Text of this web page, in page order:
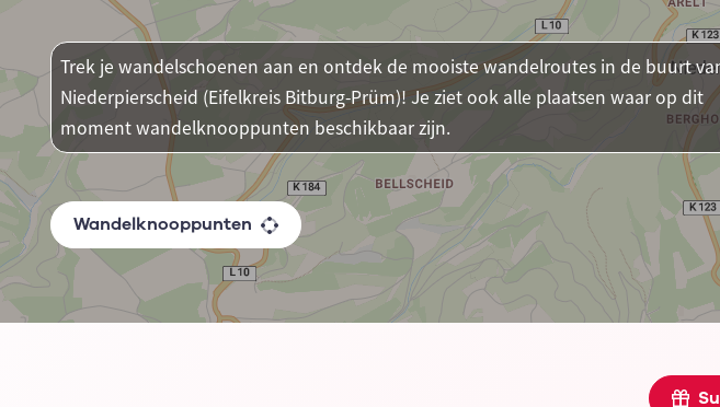
Trek je wandelschoenen aan en ontdek de mooiste wandelroutes in de buurt
Niederpierscheid (Eifelkreis Bitburg-Prüm)! Je ziet ook alle plaatsen waar op dit
moment wandelknooppunten beschikbaar zijn.
Wandelknooppunten